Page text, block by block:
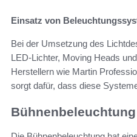
Einsatz von
Bei der Umsetzung des
LED-Lichter, Moving Heads
Herstellern wie Martin
sorgt dafür, dass diese